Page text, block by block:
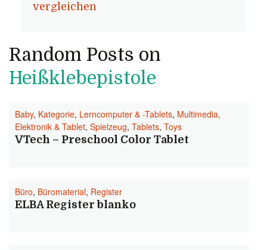
vergleichen
Random Posts on
Heißklebepistole
Baby, Kategorie, Lerncomputer & -Tablets, Multimedia,
Elektronik & Tablet, Spielzeug, Tablets, Toys
VTech – Preschool Color Tablet
Büro, Büromaterial, Register
ELBA Register blanko